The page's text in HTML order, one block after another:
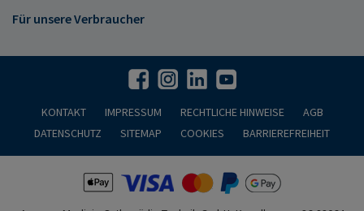
Für unsere Verbraucher
KONTAKT IMPRESSUM RECHTLICHE HINWEISE
AGB
DATENSCHUTZ
SITEMAP COOKIES BARRIEREFREIHEIT